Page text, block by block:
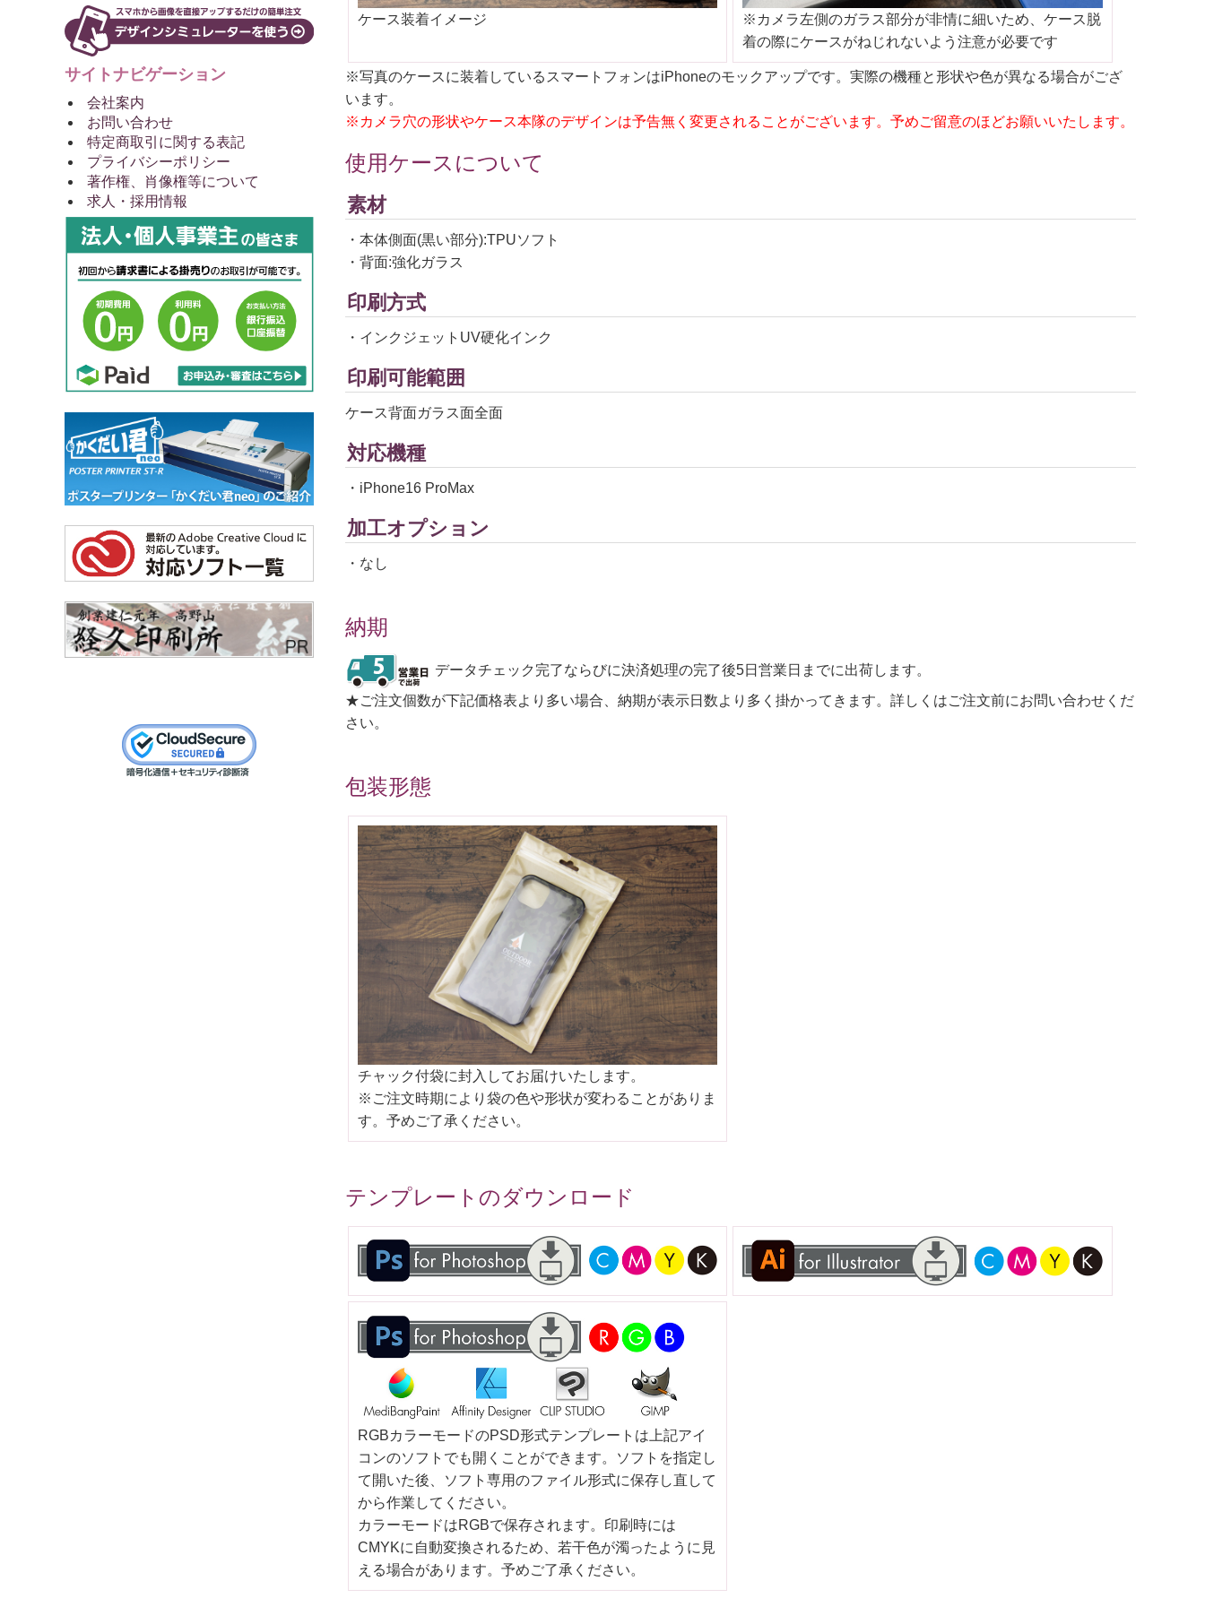
サイトナビゲーション
会社案内
お問い合わせ
特定商取引に関する表記
プライバシーポリシー
著作権、肖像権等について
求人・採用情報
ケース装着イメージ
※カメラ左側のガラス部分が非情に細いため、ケース脱
着の際にケースがねじれないよう注意が必要です
※写真のケースに装着しているスマートフォンはiPhoneのモックアップです。実際の機種と形状や色が異なる場合がござ
います。
※カメラ穴の形状やケース本隊のデザインは予告無く変更されることがございます。予めご留意のほどお願いいたします。
使用ケースについて
素材
・本体側面(黒い部分):TPUソフト
・背面:強化ガラス
印刷方式
・インクジェットUV硬化インク
印刷可能範囲
ケース背面ガラス面全面
対応機種
・iPhone16 ProMax
加工オプション
・なし
納期
データチェック完了ならびに決済処理の完了後5日営業日までに出荷します。
★ご注文個数が下記価格表より多い場合、納期が表示日数より多く掛かってきます。詳しくはご注文前にお問い合わせくだ
さい。
包装形態
チャック付袋に封入してお届けいたします。
※ご注文時期により袋の色や形状が変わることがありま
す。予めご了承ください。
テンプレートのダウンロード
RGBカラーモードのPSD形式テンプレートは上記アイ
コンのソフトでも開くことができます。ソフトを指定し
て開いた後、ソフト専用のファイル形式に保存し直して
から作業してください。
カラーモードはRGBで保存されます。印刷時には
CMYKに自動変換されるため、若干色が濁ったように見
える場合があります。予めご了承ください。